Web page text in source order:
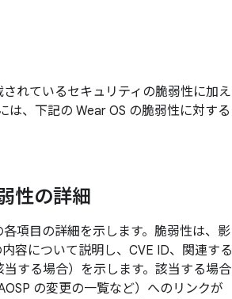
れているセキュリティの脆弱性に加え
は、下記の Wear OS の脆弱性に対する
性の詳細
項目の詳細を示します。脆弱性は、影
容について説明し、CVE ID、関連する
する場合）を示します。該当する場合
の変更の一覧など）へのリンクが